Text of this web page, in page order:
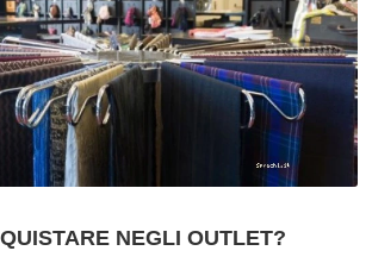
NEGLI OUTLET?